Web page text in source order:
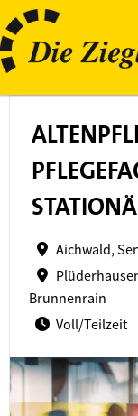
Aichwald,
Brunnenrain
Voll/Teilzeit